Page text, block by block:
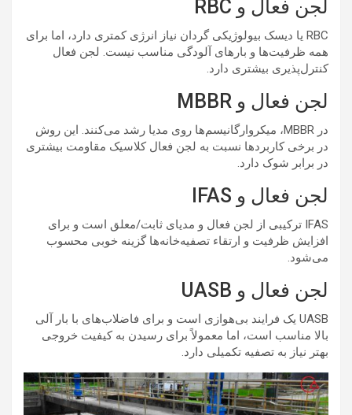
لجن فعال و RBC
RBC یا دیسک بیولوژیکی گردان نیاز انرژی کمتری دارد، اما برای
همه ظرفیت‌ها و بارهای آلودگی مناسب نیست. لجن فعال
کنترل‌پذیری بیشتری دارد.
لجن فعال و MBBR
در MBBR، میکروارگانیسم‌ها روی مدیا رشد می‌کنند. این روش
در برخی کاربردها نسبت به لجن فعال کلاسیک مقاومت بیشتری
در برابر شوک دارد.
لجن فعال و IFAS
IFAS ترکیبی از لجن فعال و مدیای ثابت/معلق است و برای
افزایش ظرفیت و ارتقاء تصفیه‌خانه‌ها گزینه خوبی محسوب
می‌شود.
لجن فعال و UASB
UASB یک فرایند بی‌هوازی است و برای فاضلاب‌های با بار آلی
بالا مناسب است، اما معمولاً برای رسیدن به کیفیت خروجی
بهتر نیاز به تصفیه تکمیلی دارد.